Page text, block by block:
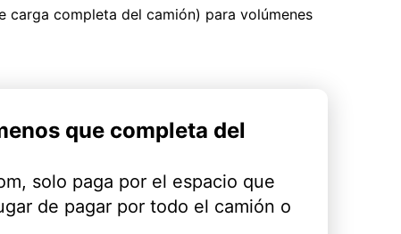
carga completa del camión) para volúmenes
que completa del
solo paga por el espacio que
de pagar por todo el camión o